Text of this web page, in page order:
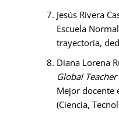
Jesús Rivera
Escuela
trayectoria,
Diana Lorena
Global
Mejor docente
(Ciencia,